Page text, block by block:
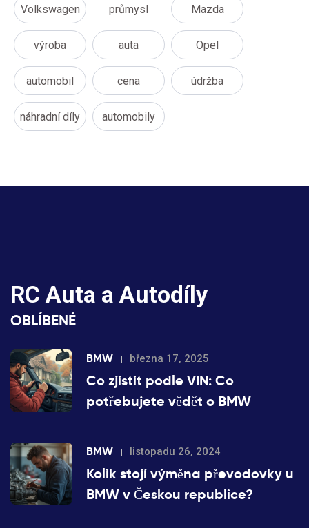
Volkswagen průmysl Mazda
výroba auta Opel
automobil cena údržba
náhradní díly automobily
RC Auta a Autodíly
OBLÍBENÉ
BMW března 17, 2025
Co zjistit podle VIN: Co
potřebujete vědět o BMW
BMW listopadu 26, 2024
Kolik stojí výměna převodovky u
BMW v Českou republice?